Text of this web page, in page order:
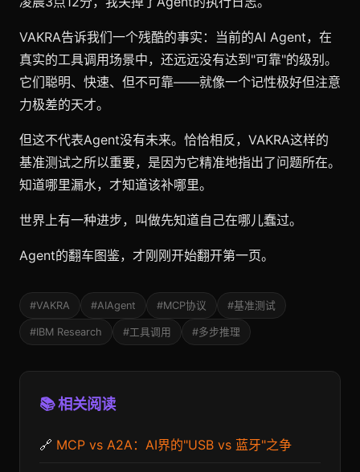
VAKRA告诉我们一个残酷的事实：当前的AI Agent，在
真实的工具调用场景中，还远远没有达到"可靠"的级别。
它们聪明、快速、但不可靠——就像一个记性极好但注意
力极差的天才。
但这不代表Agent没有未来。恰恰相反，VAKRA这样的
基准测试之所以重要，是因为它精准地指出了问题所在。
知道哪里漏水，才知道该补哪里。
世界上有一种进步，叫做先知道自己在哪儿蠢过。
Agent的翻车图鉴，才刚刚开始翻开第一页。
#VAKRA #AIAgent #MCP协议 #基准测试
#IBM Research #工具调用 #多步推理
📚 相关阅读
🔗 MCP vs A2A：AI界的"USB vs 蓝牙"之争